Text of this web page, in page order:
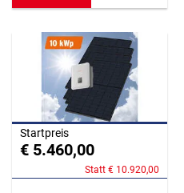
Startpreis
€ 5.460,00
Statt € 10.920,00